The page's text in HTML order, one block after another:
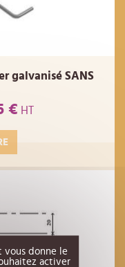
galvanisé SANS
€ HT
vous donne le
activer